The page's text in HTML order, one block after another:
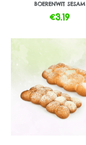
BOERENWIT SESAM
€3.19